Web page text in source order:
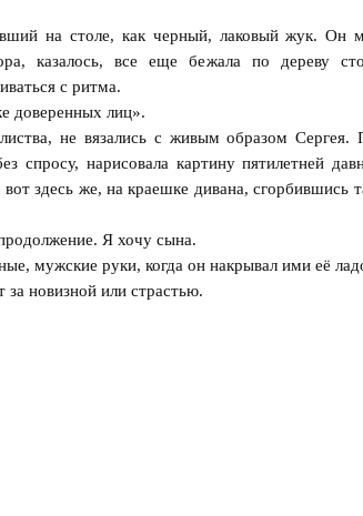
на столе, как черный, лаковый жук. Он
казалось, все еще бежала по дереву
с ритма.
доверенных лиц».
не вязались с живым образом
нарисовала картину пятилетней
здесь же, на краешке дивана, сгорбившись
Я хочу сына.
мужские руки, когда он накрывал ими её
за новизной или страстью.